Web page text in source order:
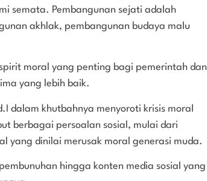
semata. Pembangunan sejati adalah
akhlak, pembangunan budaya malu
moral yang penting bagi pemerintah dan
yang lebih baik.
dalam khutbahnya menyoroti krisis moral
berbagai persoalan sosial, mulai dari
yang dinilai merusak moral generasi muda.
hingga konten media sosial yang